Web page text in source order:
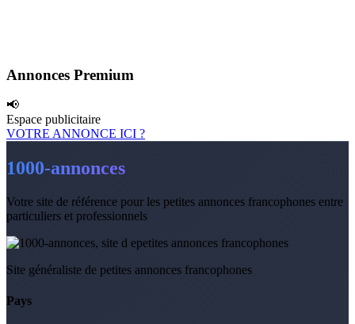
Annonces Premium
📢
Espace publicitaire
VOTRE ANNONCE ICI ?
1000-annonces
Votre site de référence pour les petites annonces francophones entre
particuliers et professionnels
Site généraliste de petites annonces francophones
Pays